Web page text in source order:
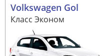
Volkswagen Gol
Класс Эконом